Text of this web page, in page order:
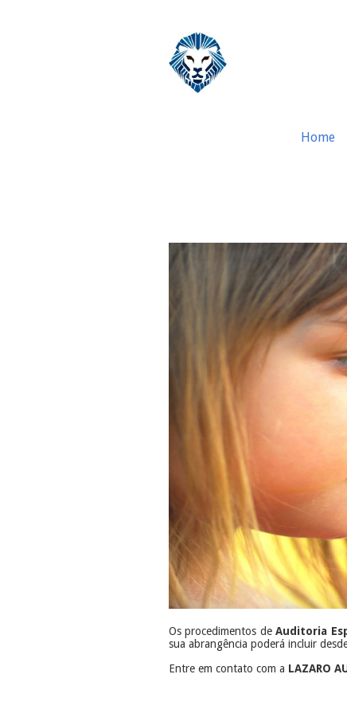
Home
Os procedimentos deAuditoria
sua abrangência poderá incluir
Entre em contato com a LAZARO